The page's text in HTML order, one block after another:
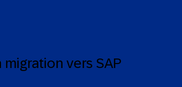
vers SAP